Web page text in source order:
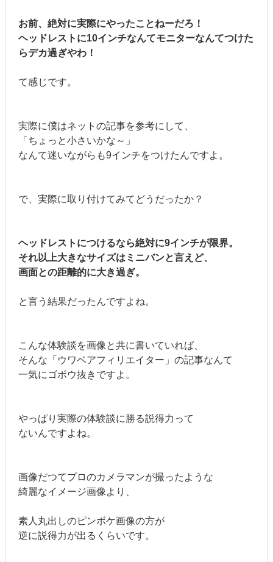
お前、絶対に実際にやったことねーだろ！
ヘッドレストに10インチなんてモニターなんてつけた
らデカ過ぎやわ！
て感じです。
実際に僕はネットの記事を参考にして、
「ちょっと小さいかな～」
なんて迷いながらも9インチをつけたんですよ。
で、実際に取り付けてみてどうだったか？
ヘッドレストにつけるなら絶対に9インチが限界。
それ以上大きなサイズはミニバンと言えど、
画面との距離的に大き過ぎ。
と言う結果だったんですよね。
こんな体験談を画像と共に書いていれば、
そんな「ウワベアフィリエイター」の記事なんて
一気にゴボウ抜きですよ。
やっぱり実際の体験談に勝る説得力って
ないんですよね。
画像だつてプロのカメラマンが撮ったような
綺麗なイメージ画像より、
素人丸出しのピンボケ画像の方が
逆に説得力が出るくらいです。